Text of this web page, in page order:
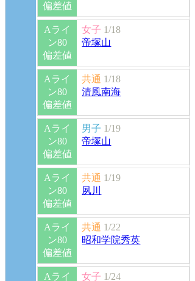
偏差値
Aライ
ン80
偏差値
女子 1/18
帝塚山
Aライ
ン80
偏差値
共通 1/18
清風南海
Aライ
ン80
偏差値
男子 1/19
帝塚山
Aライ
ン80
偏差値
共通 1/19
夙川
Aライ
ン80
偏差値
共通 1/22
昭和学院秀英
Aライ 女子 1/24